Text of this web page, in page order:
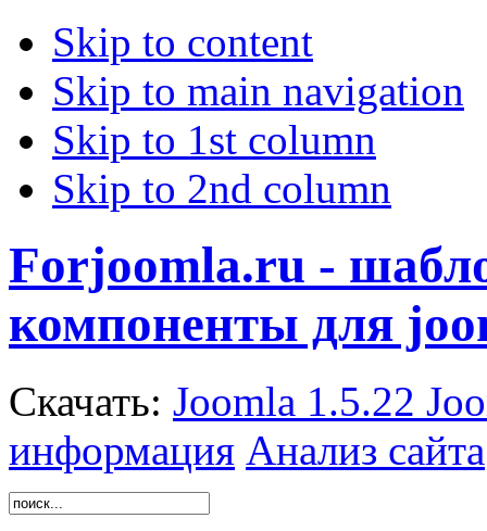
Skip to content
Skip to main navigation
Skip to 1st column
Skip to 2nd column
Forjoomla.ru -
компоненты для
Скачать: Joomla 1.5.22
информация Анализ сайта